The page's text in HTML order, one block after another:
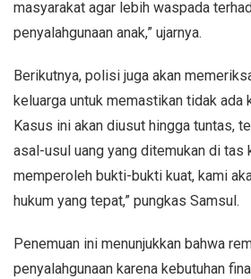
masyarakat agar lebih waspada
penyalahgunaan anak,” ujarnya.
Berikutnya, polisi juga akan
keluarga untuk memastikan tidak ada
Kasus ini akan diusut hingga tuntas,
asal-usul uang yang ditemukan di tas
memperoleh bukti-bukti kuat, kami
hukum yang tepat,” pungkas Samsul.
Penemuan ini menunjukkan bahwa
penyalahgunaan karena kebutuhan